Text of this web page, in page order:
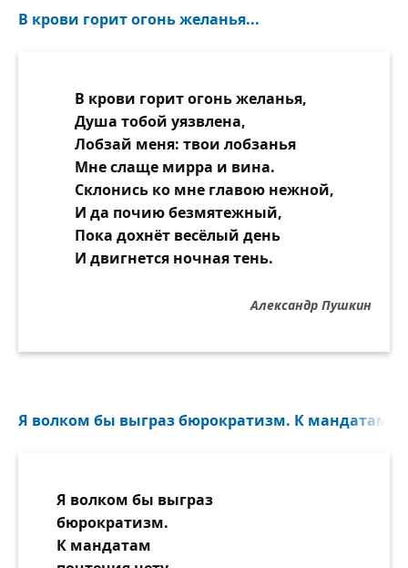
В крови горит огонь желанья...
В крови горит огонь желанья,
Душа тобой уязвлена,
Лобзай меня: твои лобзанья
Мне слаще мирра и вина.
Склонись ко мне главою нежной,
И да почию безмятежный,
Пока дохнёт весёлый день
И двигнется ночная тень.
Александр Пушкин
Я волком бы выграз бюрократизм. К мандатам
Я волком бы выграз
бюрократизм.
К мандатам